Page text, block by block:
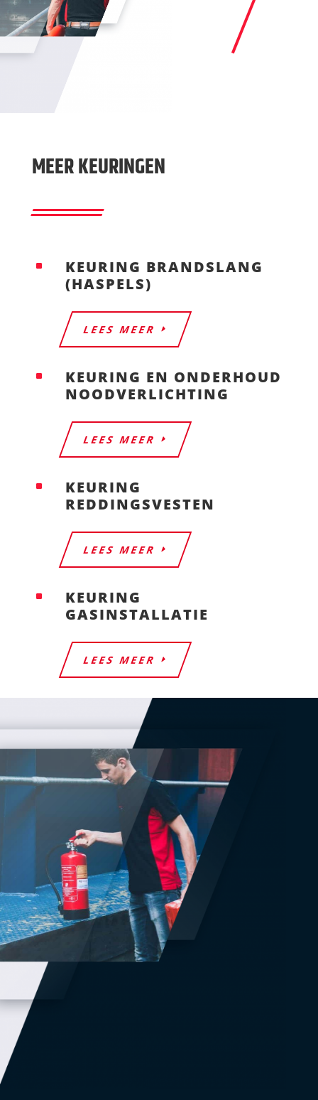
MEER KEURINGEN
^
KEURING BRANDSLANG
(HASPELS)
LEES MEER
^
KEURING EN ONDERHOUD
NOODVERLICHTING
LEES MEER
^
KEURING
REDDINGSVESTEN
LEES MEER
^
KEURING
GASINSTALLATIE
LEES MEER